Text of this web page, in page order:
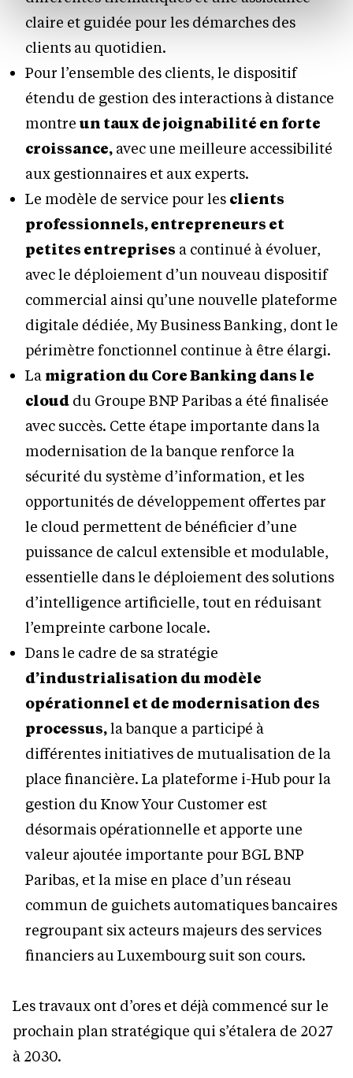
claire et guidée pour les démarches des
clients au quotidien.
Pour l’ensemble des clients, le dispositif
étendu de gestion des interactions à distance
montre un taux de joignabilité en forte
croissance, avec une meilleure accessibilité
aux gestionnaires et aux experts.
Le modèle de service pour les clients
professionnels, entrepreneurs et
petites entreprises a continué à évoluer,
avec le déploiement d’un nouveau dispositif
commercial ainsi qu’une nouvelle plateforme
digitale dédiée, My Business Banking, dont le
périmètre fonctionnel continue à être élargi.
La migration du Core Banking dans le
cloud du Groupe BNP Paribas a été finalisée
avec succès. Cette étape importante dans la
modernisation de la banque renforce la
sécurité du système d’information, et les
opportunités de développement offertes par
le cloud permettent de bénéficier d’une
puissance de calcul extensible et modulable,
essentielle dans le déploiement des solutions
d’intelligence artificielle, tout en réduisant
l’empreinte carbone locale.
Dans le cadre de sa stratégie
d’industrialisation du modèle
opérationnel et de modernisation des
processus,la banque a participé à
différentes initiatives de mutualisation de la
place financière. La plateforme i-Hub pour la
gestion du Know Your Customer est
désormais opérationnelle et apporte une
valeur ajoutée importante pour BGL BNP
Paribas, et la mise en place d’un réseau
commun de guichets automatiques bancaires
regroupant six acteurs majeurs des services
financiers au Luxembourg suit son cours.
Les travaux ont d’ores et déjà commencé sur le
prochain plan stratégique qui s’étalera de 2027
à 2030.